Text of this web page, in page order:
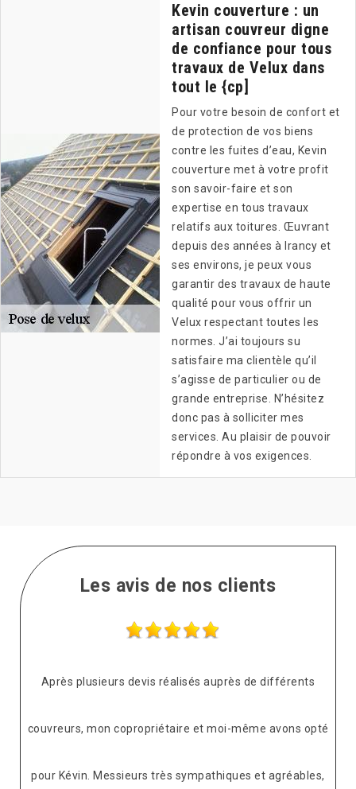
Kevin couverture : un
artisan couvreur digne
de confiance pour tous
travaux de Velux dans
tout le {cp]
Pour votre besoin de confort et
de protection de vos biens
contre les fuites d’eau, Kevin
couverture met à votre profit
son savoir-faire et son
expertise en tous travaux
relatifs aux toitures. Œuvrant
depuis des années à Irancy et
ses environs, je peux vous
garantir des travaux de haute
qualité pour vous offrir un
Velux respectant toutes les
normes. J’ai toujours su
satisfaire ma clientèle qu’il
s’agisse de particulier ou de
grande entreprise. N’hésitez
donc pas à solliciter mes
services. Au plaisir de pouvoir
répondre à vos exigences.
Les avis de nos clients
Après plusieurs devis réalisés auprès de différents
couvreurs, mon copropriétaire et moi-même avons opté
pour Kévin. Messieurs très sympathiques et agréables,